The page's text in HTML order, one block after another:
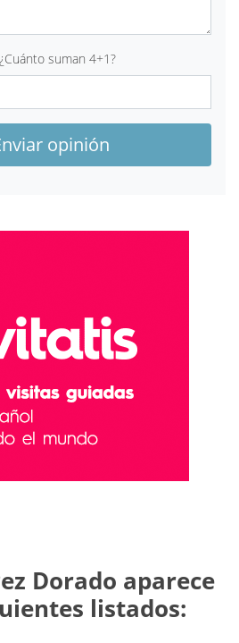
suman 4+1?
opinión
Dorado aparece
listados: